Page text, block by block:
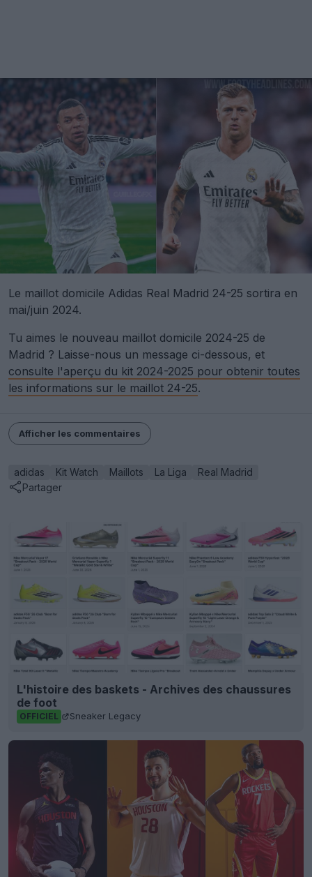
Le maillot domicile Adidas Real Madrid 24-25 sortira en
mai/juin 2024.
Tu aimes le nouveau maillot domicile 2024-25 de
Madrid ? Laisse-nous un message ci-dessous, et
consulte l'aperçu du kit 2024-2025 pour obtenir toutes
les informations sur le maillot 24-25.
Afficher les commentaires
adidas Kit Watch Maillots La Liga
Real Madrid
Partager
L'histoire des baskets - Archives des chaussures
de foot
OFFICIEL Sneaker Legacy